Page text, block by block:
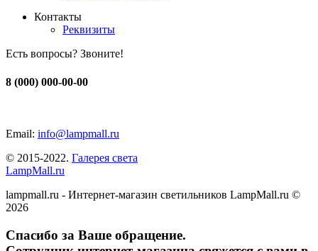
Контакты
Реквизиты
Есть вопросы? Звоните!
8 (000) 000-00-00
Email: info@lampmall.ru
© 2015-2022. Галерея света
LampMall.ru
lampmall.ru - Интернет-магазин светильников LampMall.ru ©
2026
Спасибо за Ваше обращение.